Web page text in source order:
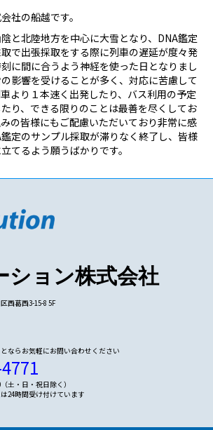
社の船越です。
と北陸地方を中心に大雪となり、DNA鑑定
で出張採取をする際に列車の遅延が度々発
に間に合うよう神経を使った日となりまし
影響を受けることが多く、対応に苦慮して
より１本速く出発したり、バス利用の予定
り、できる限りのことは最善を尽くしてお
の皆様にもご配慮いただいており非常に感
定のサンプル採取が滞りなく終了し、皆様
てるよう願うばかりです。
ション株式会社
西葛西3-15-8 5F
ならお気軽にお問い合わせください
土・日・祝日除く）
は24時間受け付けています